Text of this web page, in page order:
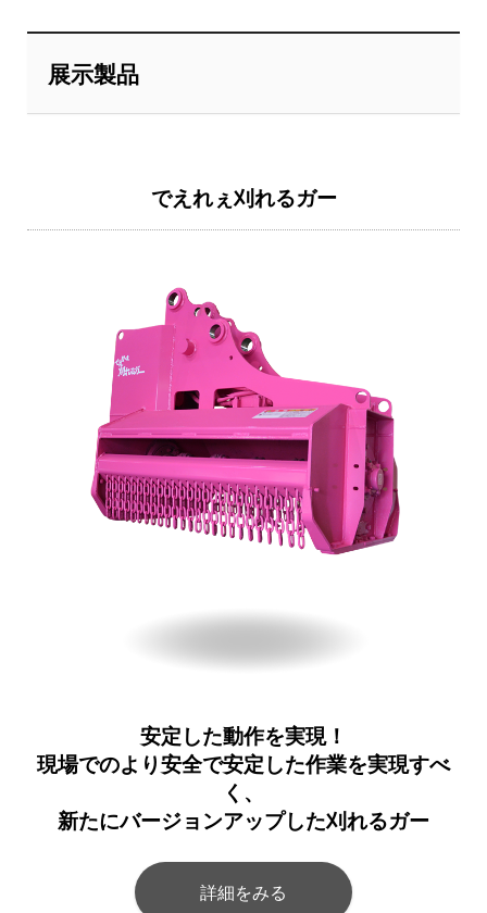
展示製品
でえれぇ刈れるガー
安定した動作を実現！
現場でのより安全で安定した作業を実現すべ
く、
新たにバージョンアップした刈れるガー
詳細をみる